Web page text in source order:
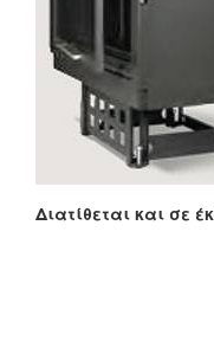
Διατίθεται και σε